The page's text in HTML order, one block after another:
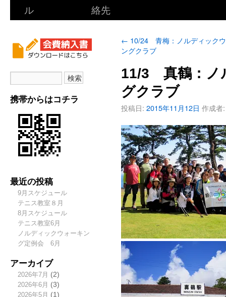
ル
絡先
携帯からはコチラ
最近の投稿
9月スケジュール
テニス教室８月
8月スケジュール
テニス教室6月
ノルディックウォーキン
グ定例会 6月
アーカイブ
2026年7月 (2)
2026年6月 (3)
2026年5月 (1)
← 10/24 青梅：ノルディック
ングクラブ
11/3 真鶴：ノ
グクラブ
投稿日: 2015年11月12日 作成者: